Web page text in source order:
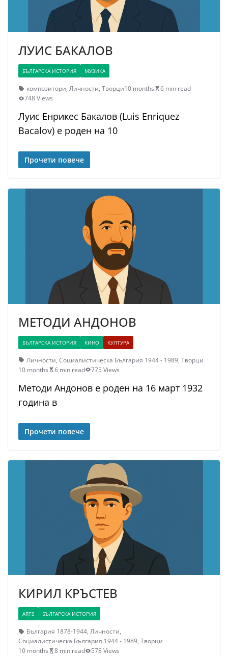
ЛУИС БАКАЛОВ
БЪЛГАРСКА ИСТОРИЯ МУЗИКА
композитори, Личности, Творци10 months
6 min read
748 Views
Луис Енрикес Бакалов (Luis Enriquez
Bacalov) е роден на 10
Прочети повече
МЕТОДИ АНДОНОВ
БЪЛГАРСКА ИСТОРИЯ КИНО КУЛТУРА
Личности, Социалистическа България 1944 - 1989, Творци
10 months
6 min read 775 Views
Методи Андонов е роден на 16 март 1932
година в
Прочети повече
КИРИЛ КРЪСТЕВ
ARTS БЪЛГАРСКА ИСТОРИЯ
България 1878-1944, Личности,
Социалистическа България 1944 - 1989, Творци
10 months
8 min read 578 Views